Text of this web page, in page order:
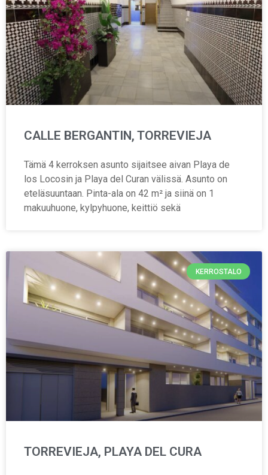
CALLE BERGANTIN, TORREVIEJA
Tämä 4 kerroksen asunto sijaitsee aivan Playa de
los Locosin ja Playa del Curan välissä. Asunto on
eteläsuuntaan. Pinta-ala on 42 m² ja siinä on 1
makuuhuone, kylpyhuone, keittiö sekä
KERROSTALO
TORREVIEJA, PLAYA DEL CURA